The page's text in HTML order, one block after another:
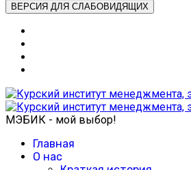
ВЕРСИЯ ДЛЯ СЛАБОВИДЯЩИХ
МЭБИК - мой выбор!
Главная
О нас